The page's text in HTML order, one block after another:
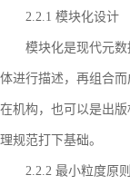
2.2.1 模块化设计
模块化是现代元
体进行描述，再组合
在机构，也可以是出
理规范打下基础。
2.2.2 最小粒度原